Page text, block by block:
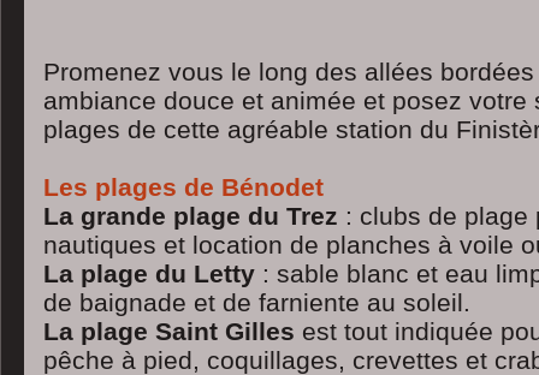
Promenez vous le long des allées
ambiance douce et animée et posez votre
plages de cette agréable station du
Les plages de Bénodet
La grande plage du Trez : clubs de plage
nautiques et location de planches à voile
La plage du Letty : sable blanc et eau
de baignade et de farniente au soleil.
La plage Saint Gilles est tout indiquée
pêche à pied, coquillages, crevettes et